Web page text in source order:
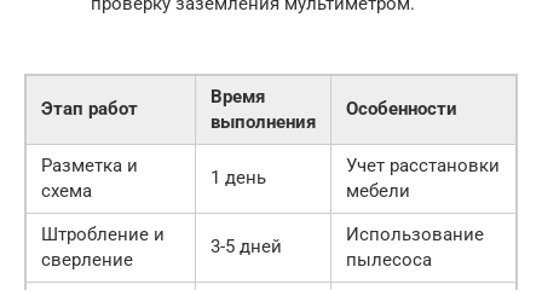
Этап работ
Время
выполнения
Особенности
Разметка и
схема
1 день
Учет расстановки
мебели
Штробление и
сверление
3-5 дней
Использование
пылесоса